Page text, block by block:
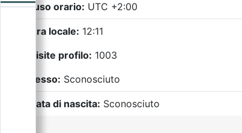
Fuso orario: UTC +2:00
Ora locale: 12:11
Visite profilo: 1003
Sesso: Sconosciuto
Data di nascita: Sconosciuto